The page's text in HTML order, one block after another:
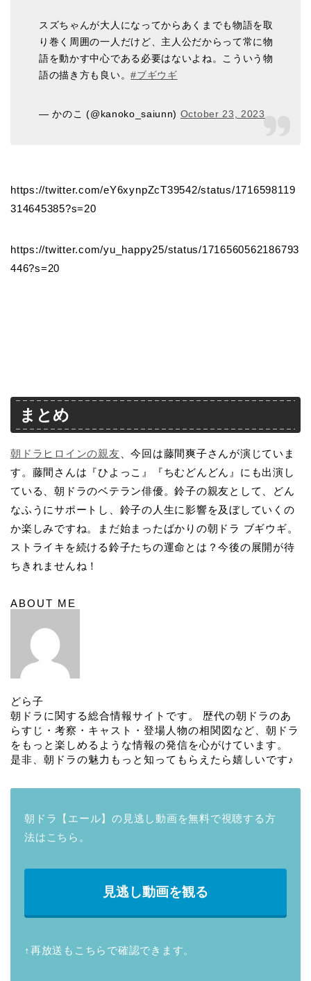
スズちゃんが大人になってからあくまでも物語を取
り巻く周囲の一人だけど、主人公だからって常に物
語を動かす中心である必要はないよね。こういう物
語の描き方も良い。#ブギウギ
— かのこ (@kanoko_saiunn) October 23, 2023
https://twitter.com/eY6xynpZcT39542/status/1716598119
314645385?s=20
https://twitter.com/yu_happy25/status/1716560562186793
446?s=20
まとめ
朝ドラヒロインの親友 、今回は藤間爽子さんが演じていま
す。藤間さんは『ひよっこ』『ちむどんどん』にも出演し
ている、朝ドラのベテラン俳優。鈴子の親友として、どん
なふうにサポートし、鈴子の人生に影響を及ぼしていくの
か楽しみですね。まだ始まったばかりの朝ドラ ブギウギ。
ストライキを続ける鈴子たちの運命とは？今後の展開が待
ちきれませんね！
ABOUT ME
どら子
朝ドラに関する総合情報サイトです。 歴代の朝ドラのあ
らすじ・考察・キャスト・登場人物の相関図など、朝ドラ
をもっと楽しめるような情報の発信を心がけています。
是非、朝ドラの魅力もっと知ってもらえたら嬉しいです♪
朝ドラ【エール】の見逃し動画を無料で視聴する方
法はこちら。
見逃し動画を観る
↑再放送もこちらで確認できます。